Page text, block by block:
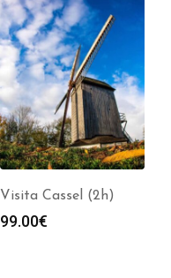
Visita Cassel (2h)
99.00€